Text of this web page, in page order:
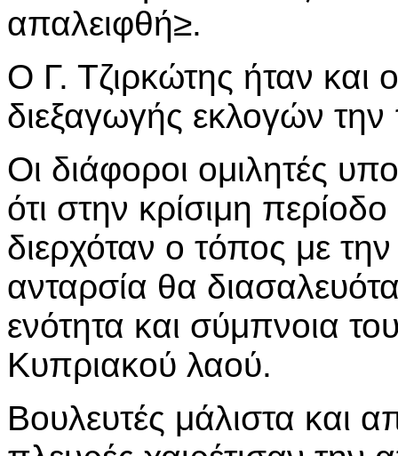
απαλειφθή≥.
Ο Γ. Τζιρκώτης ήταν και
διεξαγωγής εκλογών
Οι διάφοροι ομιλητές
ότι στην κρίσιμη
διερχόταν ο τόπος με την
ανταρσία θα
ενότητα και σύμπνοια
Κυπριακού λαού.
Βουλευτές μάλιστα και